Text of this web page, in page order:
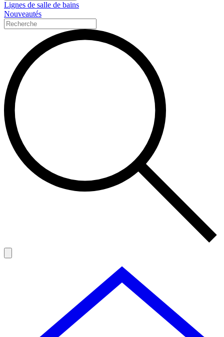
Lignes de salle de bains
Nouveautés